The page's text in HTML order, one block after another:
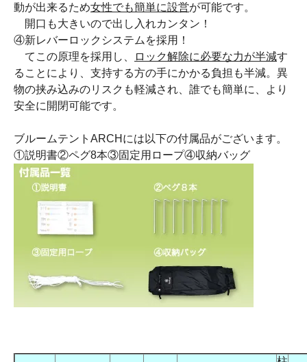
動が出来るため女性でも簡単に設営が可能です。
開口も大きいので出し入れカンタン！
④新レバーロックシステムを採用！
てこの原理を採用し、
ロック解除に必要な力が半減す
ることにより、支持する方の手にかかる負担も半減。異
物の挟み込みのリスクも軽減され、誰でも簡単に、より
安全に開閉可能です。
ブルームテントARCHには以下の付属品がございます。
①説明書②ペグ8本③固定用ロープ④収納バッグ